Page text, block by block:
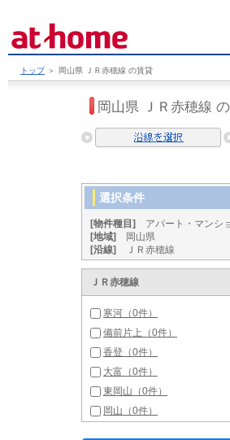
トップ ＞ 岡山県 ＪＲ赤穂線 の賃貸
岡山県 ＪＲ赤穂線
選択条件
[物件種目]
アパート・マンシ
[地域]
岡山県
[沿線]
ＪＲ赤穂線
ＪＲ赤穂線
寒河（0件）
備前片上（0件）
香登（0件）
大富（0件）
東岡山（0件）
岡山（0件）